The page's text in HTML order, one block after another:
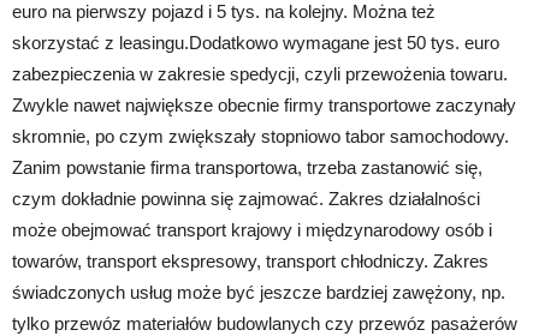
euro na pierwszy pojazd i 5 tys. na kolejny. Można też
skorzystać z leasingu.Dodatkowo wymagane jest 50 tys. euro
zabezpieczenia w zakresie spedycji, czyli przewożenia towaru.
Zwykle nawet największe obecnie firmy transportowe zaczynały
skromnie, po czym zwiększały stopniowo tabor samochodowy.
Zanim powstanie firma transportowa, trzeba zastanowić się,
czym dokładnie powinna się zajmować. Zakres działalności
może obejmować transport krajowy i międzynarodowy osób i
towarów, transport ekspresowy, transport chłodniczy. Zakres
świadczonych usług może być jeszcze bardziej zawężony, np.
tylko przewóz materiałów budowlanych czy przewóz pasażerów